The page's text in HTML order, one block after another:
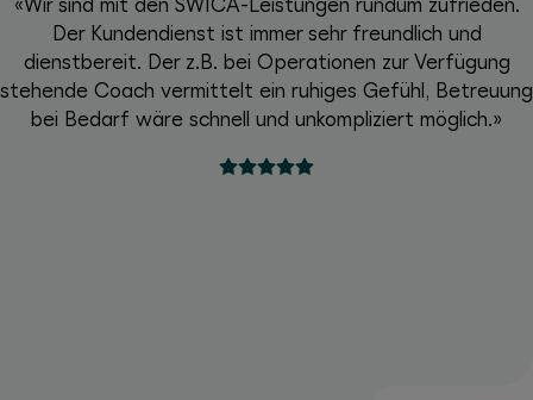
«Wir sind mit den SWICA-Leistungen rundum zufrieden.
Der Kundendienst ist immer sehr freundlich und
dienstbereit. Der z.B. bei Operationen zur Verfügung
stehende Coach vermittelt ein ruhiges Gefühl, Betreuung
bei Bedarf wäre schnell und unkompliziert möglich.»